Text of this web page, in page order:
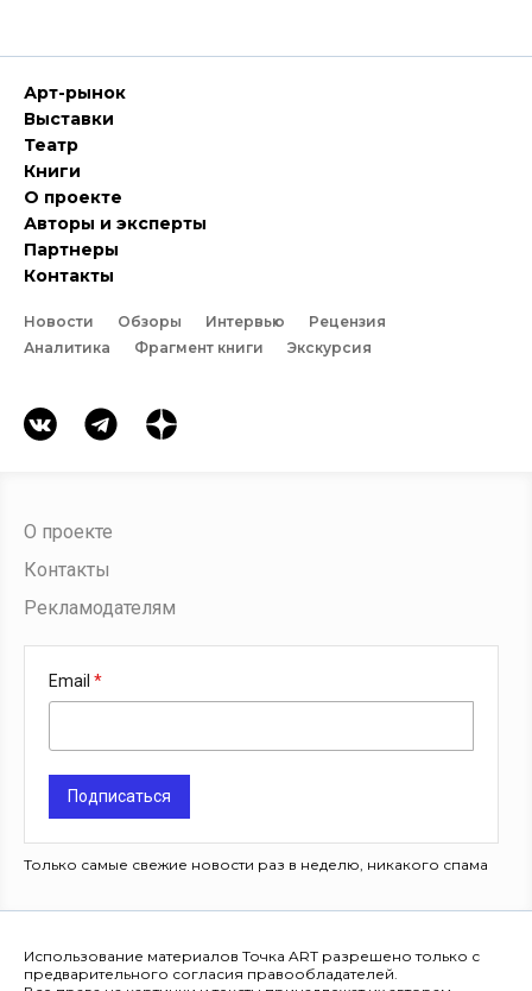
Арт-рынок
Выставки
Театр
Книги
О проекте
Авторы и эксперты
Партнеры
Контакты
Новости Обзоры Интервью
Рецензия
Аналитика
Фрагмент книги Экскурсия
О проекте
Контакты
Рекламодателям
Email
Подписаться
Только самые свежие новости раз в неделю, никакого спама
Использование материалов Точка ART разрешено только с
предварительного согласия правообладателей.